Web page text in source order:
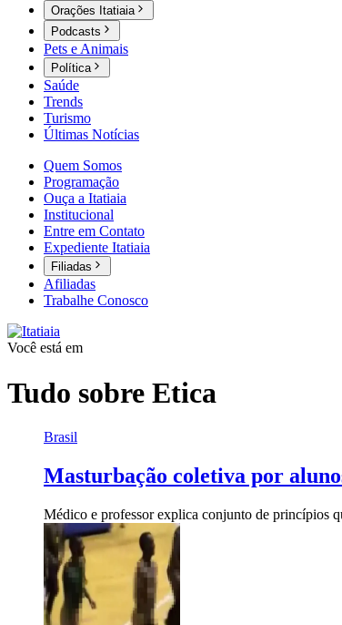
Orações Itatiaia
Podcasts
Pets e Animais
Política
Saúde
Trends
Turismo
Últimas Notícias
Quem Somos
Programação
Ouça a Itatiaia
Institucional
Entre em Contato
Expediente Itatiaia
Filiadas
Afiliadas
Trabalhe Conosco
Você está em
Tudo sobre Etica
Brasil
Masturbação coletiva por
Médico e professor explica conjunto de princípios